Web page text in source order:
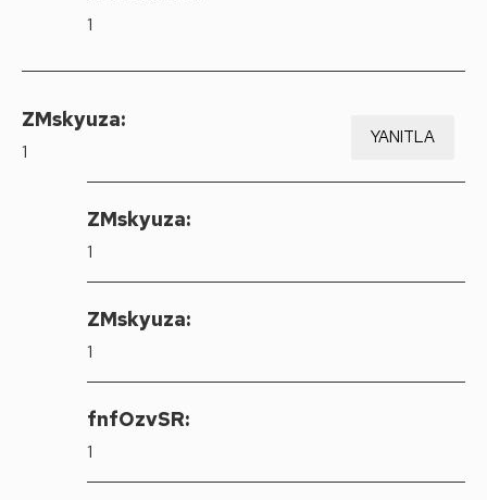
1
ZMskyuza:
YANITLA
1
ZMskyuza:
1
ZMskyuza:
1
fnfOzvSR:
1